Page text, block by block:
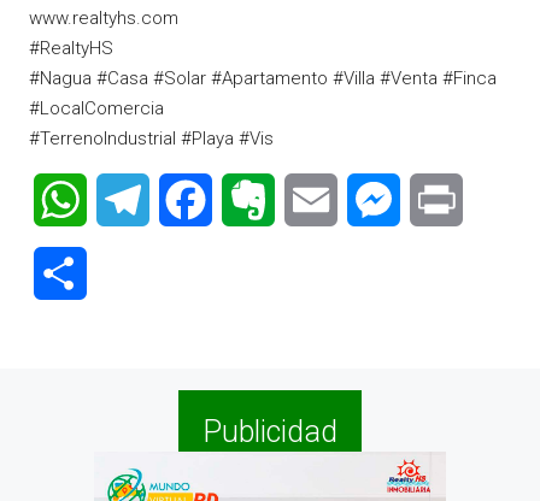
www.realtyhs.com
#RealtyHS
#Nagua #Casa #Solar #Apartamento #Villa #Venta #Finca
#LocalComercia
#TerrenoIndustrial #Playa #Vis
WhatsAppTelegram FacebookEvernote Email Messenger
Publicidad